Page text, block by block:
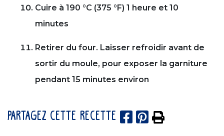
Cuire à 190 °C (375 °F) 1 heure et 10
minutes
Retirer du four. Laisser refroidir avant de
sortir du moule, pour exposer la garniture
pendant 15 minutes environ
PARTAGEZ CETTE RECETTE